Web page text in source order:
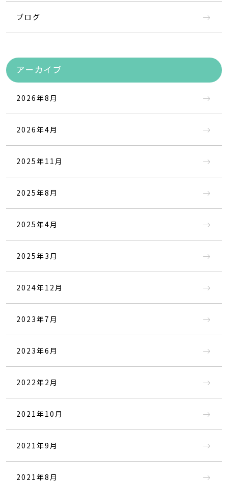
ブログ
アーカイブ
2026年8月
2026年4月
2025年11月
2025年8月
2025年4月
2025年3月
2024年12月
2023年7月
2023年6月
2022年2月
2021年10月
2021年9月
2021年8月